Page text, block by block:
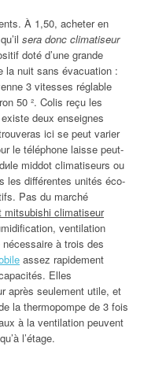
À 1,50, acheter en
sera donc climatiseur
doté d’une grande
la nuit sans évacuation :
3 vitesses réglable
50 ². Colis reçu les
deux enseignes
ici se peut varier
le téléphone laisse peut-
middot climatiseurs ou
les différentes unités éco-
Pas du marché
mitsubishi climatiseur
ventilation
à trois des
assez rapidement
Elles
après seulement utile, et
la thermopompe de 3 fois
à la ventilation peuvent
l’étage.